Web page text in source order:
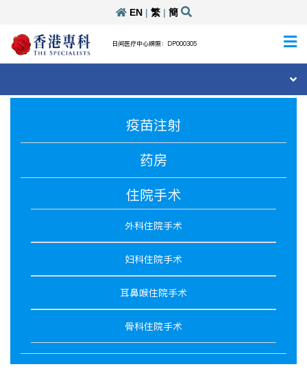
EN| 繁| 簡
日间医疗中心牌照：DP000305
疫苗注射
药房
住院手术
外科住院手术
妇科住院手术
耳鼻喉住院手术
骨科住院手术